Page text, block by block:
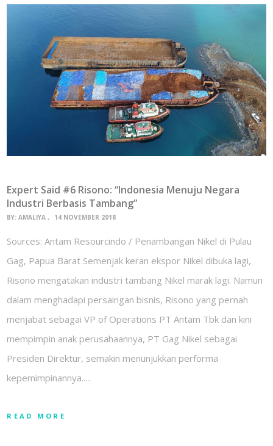
Expert Said #6 Risono: “Indonesia Menuju Negara
Industri Berbasis Tambang”
BY:AMALIYA 14 NOVEMBER 2018
Sources: Antam Resourcindo / Penambangan Nikel di Pulau
Gag, Papua Barat Semenjak keran ekspor Nikel dibuka lagi,
Risono mengatakan industri tambang Nikel marak lagi. Namun
dalam menghadapi persaingan bisnis, Risono yang pernah
menjabat sebagai VP of Operations PT Antam Tbk dan kini
mempimpin anak perusahaannya, PT Gag Nikel sebagai
Presiden Direktur, semakin menunjukkan performa
kepemimpinannya.…
READ MORE